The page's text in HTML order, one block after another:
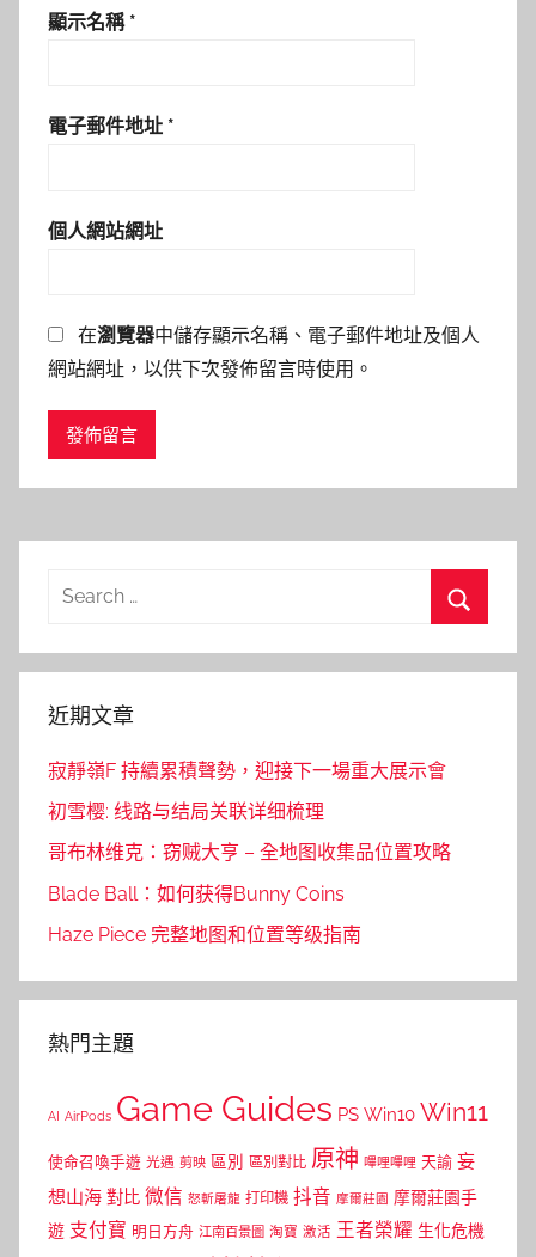
顯示名稱 *
電子郵件地址 *
個人網站網址
在瀏覽器中儲存顯示名稱、電子郵件地址及個人
網站網址，以供下次發佈留言時使用。
Search
近期文章
寂靜嶺F 持續累積聲勢，迎接下一場重大展示會
初雪樱: 线路与结局关联详细梳理
哥布林维克：窃贼大亨 – 全地图收集品位置攻略
Blade Ball：如何获得Bunny Coins
Haze Piece 完整地图和位置等级指南
熱門主題
AI AirPods Game Guides PS Win10 Win11
使命召喚手遊 光遇 剪映 區別 區別對比 原神 嗶哩嗶哩 天諭 妄
想山海 對比 微信 怒斬屠龍 打印機 抖音 摩爾莊園 摩爾莊園手
遊 支付寶 明日方舟 江南百景圖 淘寶 激活 王者榮耀 生化危機